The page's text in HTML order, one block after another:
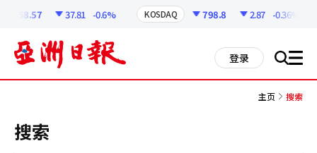
6258.57 37.81 -0.6% KOSDAQ 798.8 2.87 -0.36%
登录 搜 all
主页 搜索
搜索